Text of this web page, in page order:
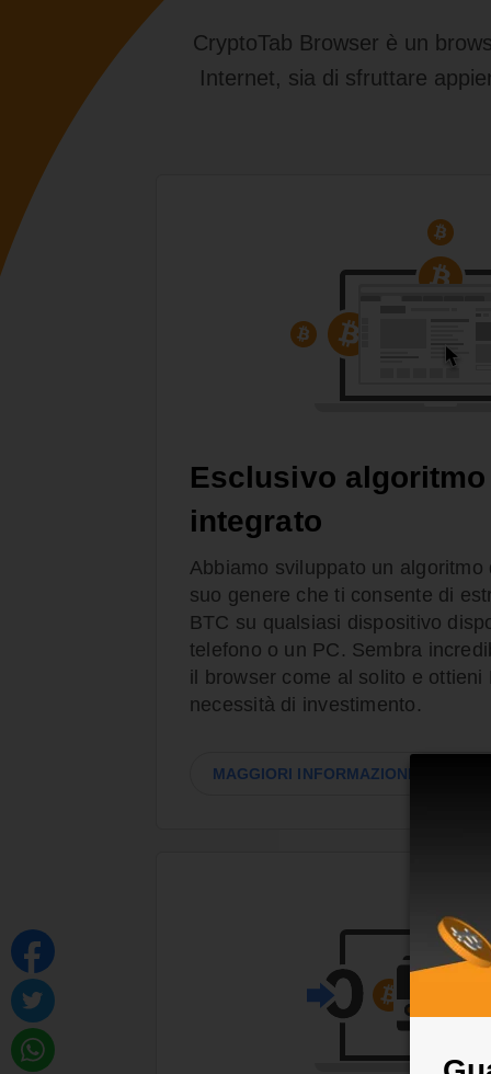
CryptoTab Browser è un
Internet, sia di sfruttare
Esclusivo
integrato
Abbiamo sviluppato un algoritmo
suo genere che ti consente di
BTC su qualsiasi dispositivo
telefono o un PC. Sembra
il browser come al solito e ottieni
necessità di investimento.
MAGGIORI INFORMAZIONI SUI